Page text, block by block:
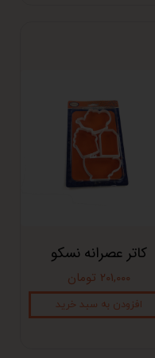
کاتر عصرانه نسکو
۲۰۱,۰۰۰ تومان
افزودن به سبد خرید